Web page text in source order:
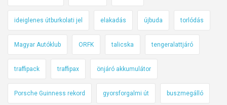
ideiglenes útburkolati jel elakadás újbuda torlódás
Magyar Autóklub ORFK talicska tengeralattjáró
traffipack traffipax önjáró akkumulátor
Porsche Guinness rekord gyorsforgalmi út buszmegálló